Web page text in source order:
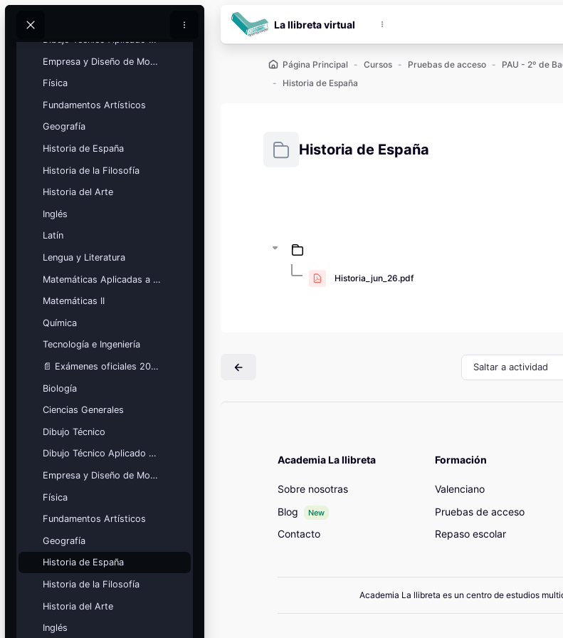
Buscar
BloquesCalendario
académico
clave.
Ver calendario
Mis cursos
Bloques
Dibujo Técnico Aplicado a las Artes
Empresa y Diseño de Modelos de Negocio
Física
Fundamentos Artísticos
Geografía
Historia de España
Historia de la Filosofía
Historia del Arte
Inglés
Latín
Lengua y Literatura
Matemáticas Aplicadas a las Ciencias Sociales
Matemáticas II
Química
Tecnología e Ingeniería
📄 Exámenes oficiales 2026
Biología
Ciencias Generales
Dibujo Técnico
Dibujo Técnico Aplicado a las Artes
Empresa y Diseño de Modelos de Negocio
Física
Fundamentos Artísticos
Geografía
Historia de España
Historia de la Filosofía
Historia del Arte
Inglés
La llibreta virtual
Página Principal Cursos Pruebas de acceso PAU - 2º de
Historia de España
Historia de España
Historia_jun_26.pdf
Saltar a actividad
Academia La llibreta
Sobre nosotras
Blog
New
Contacto
Formación
Valenciano
Pruebas de acceso
Repaso escolar
Academia La llibreta es un centro de estudios